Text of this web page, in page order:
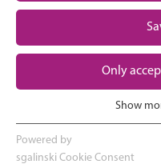
La grossesse et
Expérience en
néonatalogie
Rentrer à la
grandir
Only
Essenzielle Cookies
Webseite benötigt. Dadurch
Show
Powered by
sgalinski Cookie Consent